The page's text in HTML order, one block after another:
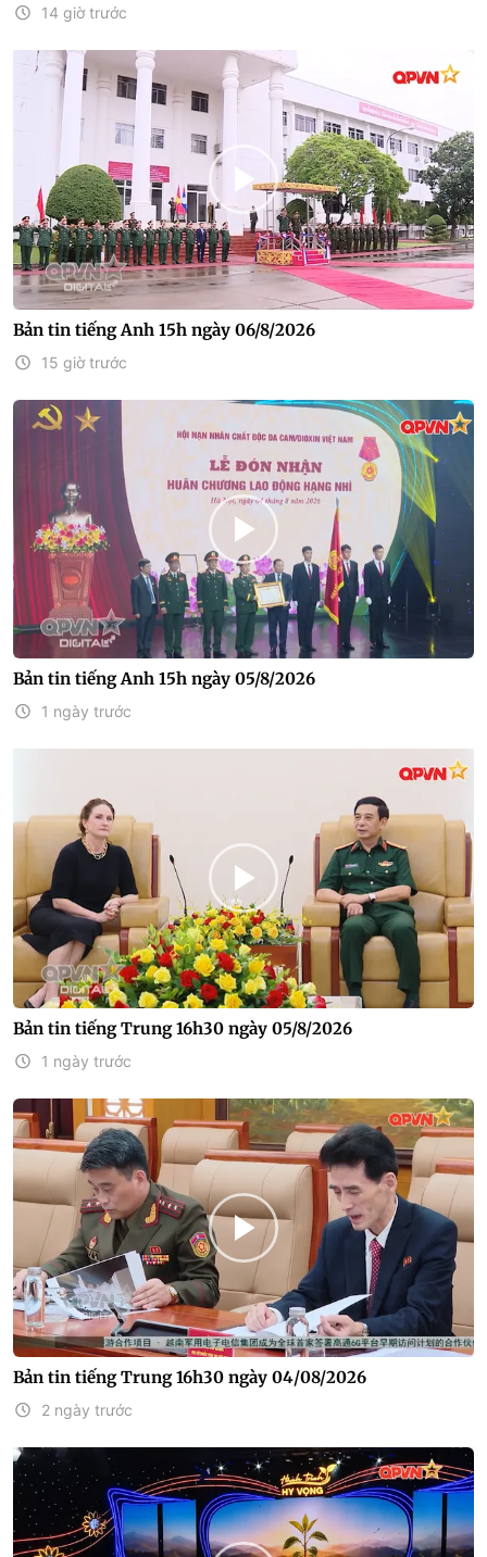
14 giờ trước
Bản tin tiếng Anh 15h ngày 06/8/2026
15 giờ trước
Bản tin tiếng Anh 15h ngày 05/8/2026
1 ngày trước
Bản tin tiếng Trung 16h30 ngày 05/8/2026
1 ngày trước
Bản tin tiếng Trung 16h30 ngày 04/08/2026
2 ngày trước